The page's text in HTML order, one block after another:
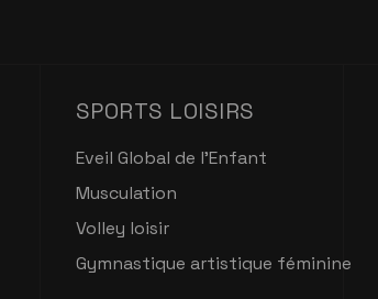
SPORTS LOISIRS
Eveil Global de l'Enfant
Musculation
Volley loisir
Gymnastique artistique féminine